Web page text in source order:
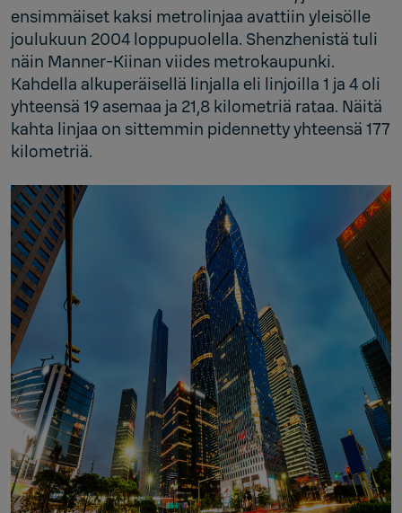
ensimmäiset kaksi metrolinjaa avattiin yleisölle
joulukuun 2004 loppupuolella. Shenzhenistä tuli
näin Manner-Kiinan viides metrokaupunki.
Kahdella alkuperäisellä linjalla eli linjoilla 1 ja 4 oli
yhteensä 19 asemaa ja 21,8 kilometriä rataa. Näitä
kahta linjaa on sittemmin pidennetty yhteensä 177
kilometriä.